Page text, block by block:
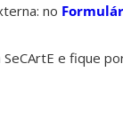
no
SeCArtE e fique